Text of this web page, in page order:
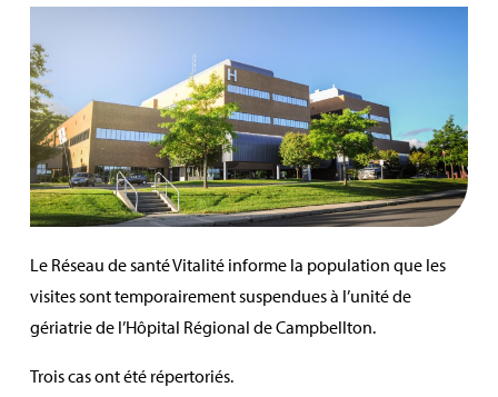
Le Réseau de santé Vitalité informe la population que les
visites sont temporairement suspendues à l’unité de
gériatrie de l’Hôpital Régional de Campbellton.
Trois cas ont été répertoriés.